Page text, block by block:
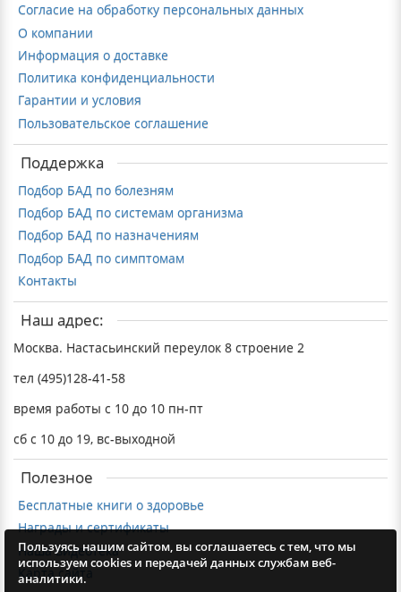
Согласие на обработку персональных данных
О компании
Информация о доставке
Политика конфиденциальности
Гарантии и условия
Пользовательское соглашение
Поддержка
Подбор БАД по болезням
Подбор БАД по системам организма
Подбор БАД по назначениям
Подбор БАД по симптомам
Контакты
Наш адрес:
Москва. Настасьинский переулок 8 строение 2
тел (495)128-41-58
время работы с 10 до 10 пн-пт
сб с 10 до 19, вс-выходной
Полезное
Бесплатные книги о здоровье
Награды и сертификаты
Наша видеотека
Карта сайта
Пользуясь нашим сайтом, вы соглашаетесь с тем, что мы
используем cookies и передачей данных службам веб-
аналитики.